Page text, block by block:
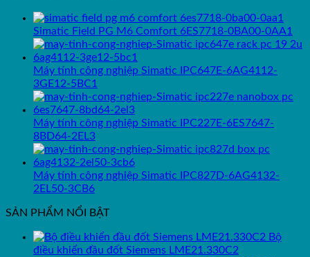
Simatic Field PG M6 Comfort 6ES7718-0BA00-0AA1
Máy tính công nghiệp Simatic IPC647E-6AG4112-
3GE12-5BC1
Máy tính công nghiệp Simatic IPC227E-6ES7647-
8BD64-2EL3
Máy tính công nghiệp Simatic IPC827D-6AG4132-
2EL50-3CB6
SẢN PHẨM NỔI BẬT
Bộ
điều khiển đầu đốt Siemens LME21.330C2